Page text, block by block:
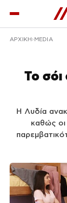
ΑΡΧΙΚΉ MEDIA
Το
Η Λυδία
καθώς